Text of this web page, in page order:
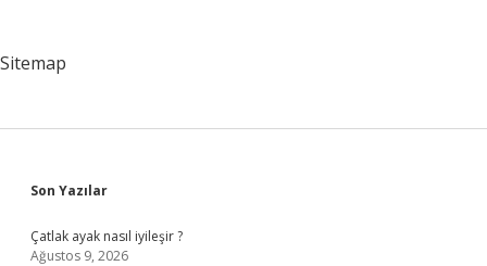
Sitemap
Sidebar
Son Yazılar
Çatlak ayak nasıl iyileşir ?
Ağustos 9, 2026